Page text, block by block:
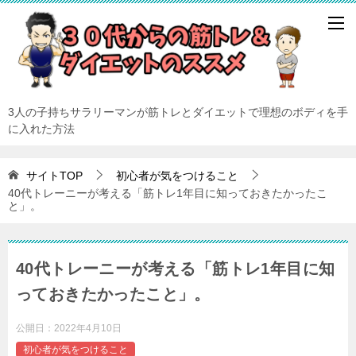
3人の子持ちサラリーマンが筋トレとダイエットで理想のボディを手
に入れた方法
サイトTOP
初心者が気をつけること
40代トレーニーが考える「筋トレ1年目に知っておきたかったこ
と」。
40代トレーニーが考える「筋トレ1年目に知
っておきたかったこと」。
公開日： 2022年4月10日
初心者が気をつけること